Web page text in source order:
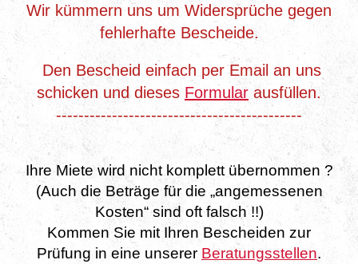
Wir kümmern uns um Widersprüche gegen
fehlerhafte Bescheide.
Den Bescheid einfach per Email an uns
schicken und dieses Formular ausfüllen.
--------------------------------------------
Ihre Miete wird nicht komplett übernommen ?
(Auch die Beträge für die „angemessenen
Kosten“ sind oft falsch !!)
Kommen Sie mit Ihren Bescheiden zur
Prüfung in eine unserer Beratungsstellen.